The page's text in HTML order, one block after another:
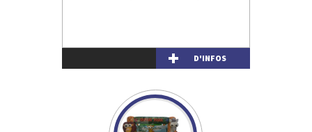
D'INFOS